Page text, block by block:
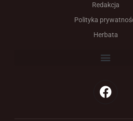
Redakcja
Polityka
Herbata